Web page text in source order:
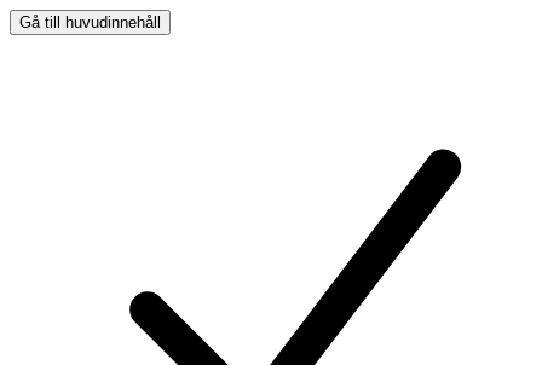
Gå till huvudinnehåll